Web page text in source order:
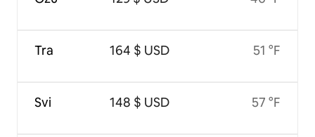
Tra
Svi
164 $ USD
148 $ USD
51 °F
57 °F